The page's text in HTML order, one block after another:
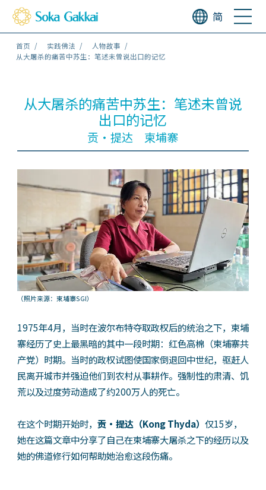
简
首页 实践佛法
人物故事
从大屠杀的痛苦中苏生：笔述未曾说出口的记忆
从大屠杀的痛苦中苏生：笔述未曾说
出口的记忆
贡・提达 柬埔寨
（照片来源：柬埔寨SGI）
1975年4月，当时在波尔布特夺取政权后的统治之下，柬埔
寨经历了史上最黑暗的其中一段时期：红色高棉（柬埔寨共
产党）时期。当时的政权试图使国家倒退回中世纪，驱赶人
民离开城市并强迫他们到农村从事耕作。强制性的肃清、饥
荒以及过度劳动造成了约200万人的死亡。
在这个时期开始时， 贡・提达（Kong Thyda） 仅15岁，
她在这篇文章中分享了自己在柬埔寨大屠杀之下的经历以及
她的佛道修行如何帮助她治愈这段伤痛。